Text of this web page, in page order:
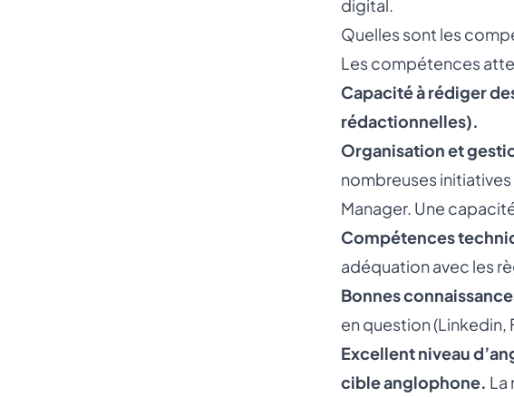
digital.
Quelles sont les
Les compétences
Capacité à rédiger
rédactionnelles).
Organisation et
nombreuses
Manager. Une
Compétences
adéquation avec les
Bonnes
en question (Linkedin,
Excellent niveau
cible anglophone. La